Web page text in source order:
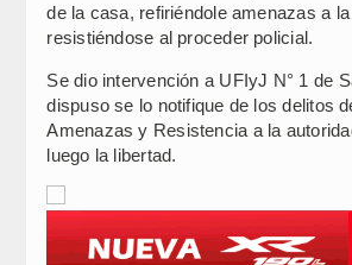
de la casa, refiriéndole amenazas a
resistiéndose al proceder policial.
Se dio intervención a UFIyJ N° 1 de
dispuso se lo notifique de los delitos
Amenazas y Resistencia a la
luego la libertad.